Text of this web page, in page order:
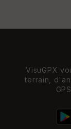
VisuGPX
terrain,